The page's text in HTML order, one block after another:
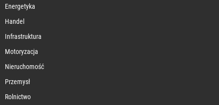
Energetyka
Handel
Infrastruktura
Motoryzacja
Nieruchomość
Przemysł
Rolnictwo